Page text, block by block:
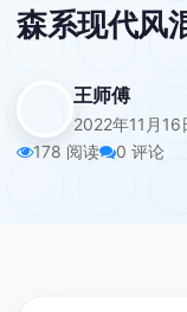
森系现代风
王师傅
2022年11月16
178 阅读
0 评论